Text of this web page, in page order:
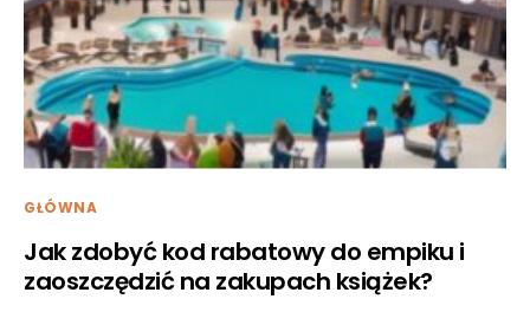
GŁÓWNA
Jak zdobyć kod rabatowy do empiku i
zaoszczędzić na zakupach książek?